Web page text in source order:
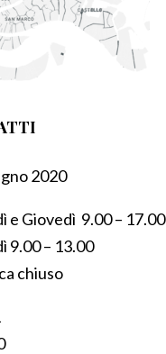
2020
e Giovedì 9.00 – 17.00
9.00 – 13.00
chiuso